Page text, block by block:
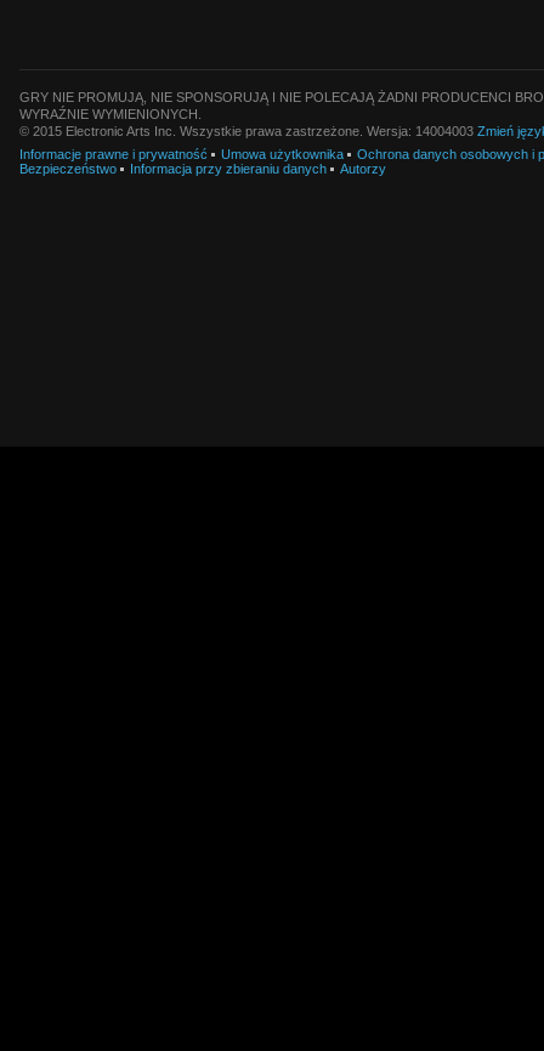
GRY NIE PROMUJĄ, NIE SPONSORUJĄ I NIE POLECAJĄ ŻADNI PRODUCENCI
WYRAŹNIE WYMIENIONYCH.
© 2015 Electronic Arts Inc. Wszystkie prawa zastrzeżone. Wersja: 14004003 Zmień
Informacje prawne i prywatność
Umowa użytkownika
Ochrona danych osobowych i
Bezpieczeństwo
Informacja przy zbieraniu danych Autorzy